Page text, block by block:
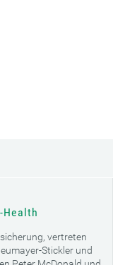
Health
vertreten
Stickler und